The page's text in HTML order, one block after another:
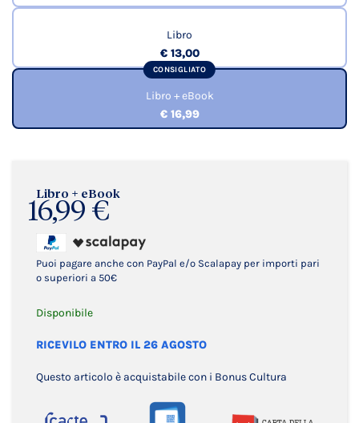
Libro + eBook
16,99 €
Puoi pagare anche con PayPal e/o Scalapay per importi pari
o superiori a 50€
Disponibile
RICEVILO ENTRO IL 26 AGOSTO
Questo articolo è acquistabile con i Bonus Cultura
Libro
€ 13,00
CONSIGLIATO
Libro + eBook
€ 16,99